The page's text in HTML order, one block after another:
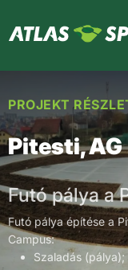
PROJEKT
Pitesti, AG
Futó pálya a
Futó pálya építése a
Campus:
Szaladás (pálya);